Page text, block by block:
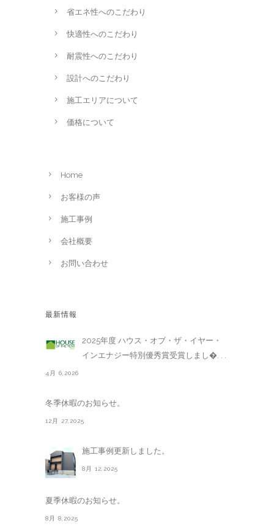
省エネ性へのこだわり
快適性へのこだわり
耐震性へのこだわり
設計へのこだわり
施工エリアについて
価格について
Home
お客様の声
施工事例
会社概要
お問い合わせ
最新情報
2025年度 ハウス・オブ・ザ・イヤー・
インエナジー特別優秀賞受賞しまし�. . .
4月 6,2026
冬季休暇のお知らせ。
12月 27,2025
施工事例更新しました。
8月 12,2025
夏季休暇のお知らせ。
8月 8,2025